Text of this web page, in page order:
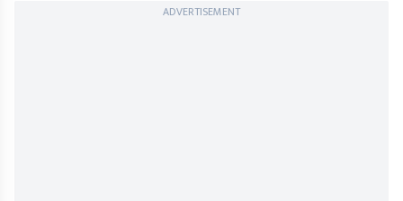
ADVERTISEMENT